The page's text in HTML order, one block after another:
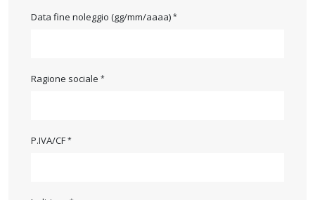
Data fine noleggio (gg/mm/aaaa)
Ragione sociale
P.IVA/CF